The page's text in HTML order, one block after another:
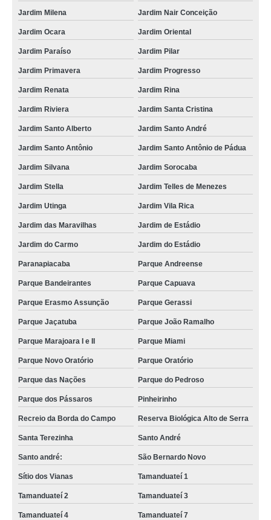
Jardim Milena Jardim Nair Conceição
Jardim Ocara Jardim Oriental
Jardim Paraíso Jardim Pilar
Jardim Primavera Jardim Progresso
Jardim Renata Jardim Rina
Jardim Riviera Jardim Santa Cristina
Jardim Santo Alberto Jardim Santo André
Jardim Santo Antônio Jardim Santo Antônio de Pádua
Jardim Silvana Jardim Sorocaba
Jardim Stella Jardim Telles de Menezes
Jardim Utinga Jardim Vila Rica
Jardim das Maravilhas Jardim de Estádio
Jardim do Carmo Jardim do Estádio
Paranapiacaba Parque Andreense
Parque Bandeirantes Parque Capuava
Parque Erasmo Assunção Parque Gerassi
Parque Jaçatuba Parque João Ramalho
Parque Marajoara I e II Parque Miami
Parque Novo Oratório Parque Oratório
Parque das Nações Parque do Pedroso
Parque dos Pássaros Pinheirinho
Recreio da Borda do Campo Reserva Biológica Alto de Serra
Santa Terezinha Santo André
Santo andré: São Bernardo Novo
Sítio dos Vianas Tamanduateí 1
Tamanduateí 2 Tamanduateí 3
Tamanduateí 4 Tamanduateí 7